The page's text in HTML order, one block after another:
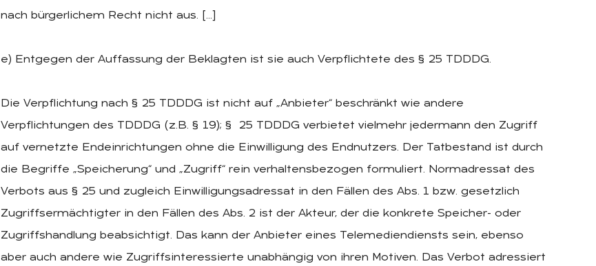
nach bürgerlichem Recht nicht aus. […]
e) Entgegen der Auffassung der Beklagten ist sie auch Verpflichtete des § 25 TDDDG.
Die Verpflichtung nach § 25 TDDDG ist nicht auf „Anbieter“ beschränkt wie andere
Verpflichtungen des TDDDG (z.B. § 19); § 25 TDDDG verbietet vielmehr jedermann den Zugriff
auf vernetzte Endeinrichtungen ohne die Einwilligung des Endnutzers. Der Tatbestand ist durch
die Begriffe „Speicherung“ und „Zugriff“ rein verhaltensbezogen formuliert. Normadressat des
Verbots aus § 25 und zugleich Einwilligungsadressat in den Fällen des Abs. 1 bzw. gesetzlich
Zugriffsermächtigter in den Fällen des Abs. 2 ist der Akteur, der die konkrete Speicher- oder
Zugriffshandlung beabsichtigt. Das kann der Anbieter eines Telemediendiensts sein, ebenso
aber auch andere wie Zugriffsinteressierte unabhängig von ihren Motiven. Das Verbot adressiert